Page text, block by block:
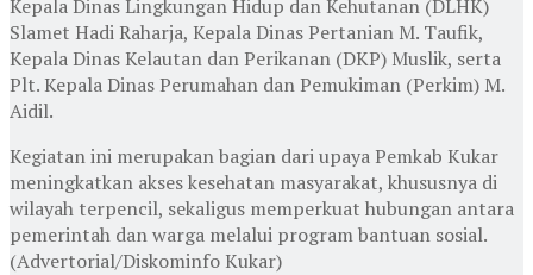
Kepala Dinas Lingkungan Hidup dan Kehutanan (DLHK)
Slamet Hadi Raharja, Kepala Dinas Pertanian M. Taufik,
Kepala Dinas Kelautan dan Perikanan (DKP) Muslik, serta
Plt. Kepala Dinas Perumahan dan Pemukiman (Perkim) M.
Aidil.
Kegiatan ini merupakan bagian dari upaya Pemkab Kukar
meningkatkan akses kesehatan masyarakat, khususnya di
wilayah terpencil, sekaligus memperkuat hubungan antara
pemerintah dan warga melalui program bantuan sosial.
(Advertorial/Diskominfo Kukar)